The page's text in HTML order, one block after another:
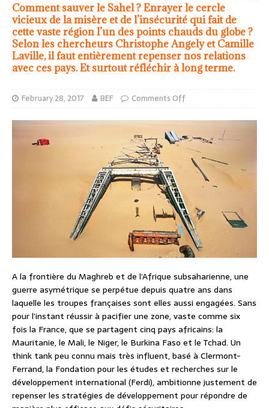
Comment sauver le Sahel ? Enrayer le cercle
vicieux de la misère et de l’insécurité qui fait de
cette vaste région l’un des points chauds du globe ?
Selon les chercheurs Christophe Angely et Camille
Laville, il faut entièrement repenser nos relations
avec ces pays. Et surtout réfléchir à long terme.
February 28, 2017 BEF Comments Off
A la frontière du Maghreb et de l’Afrique subsaharienne, une
guerre asymétrique se perpétue depuis quatre ans dans
laquelle les troupes françaises sont elles aussi engagées. Sans
pour l’instant réussir à pacifier une zone, vaste comme six
fois la France, que se partagent cinq pays africains: la
Mauritanie, le Mali, le Niger, le Burkina Faso et le Tchad. Un
think tank peu connu mais très influent, basé à Clermont-
Ferrand, la Fondation pour les études et recherches sur le
développement international (Ferdi), ambitionne justement de
repenser les stratégies de développement pour répondre de